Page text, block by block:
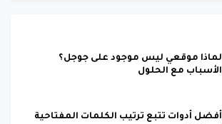
لماذا موقعي ليس موجود على جوجل؟
الأسباب مع الحلول
أفضل أدوات تتبع ترتيب الكلمات المفتاحية